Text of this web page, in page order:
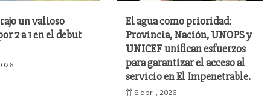
un valioso
2 a 1 en el debut
El agua como prioridad:
Provincia, Nación, UNOPS y
UNICEF unifican esfuerzos
para garantizar el acceso al
servicio en El Impenetrable.
8 abril, 2026